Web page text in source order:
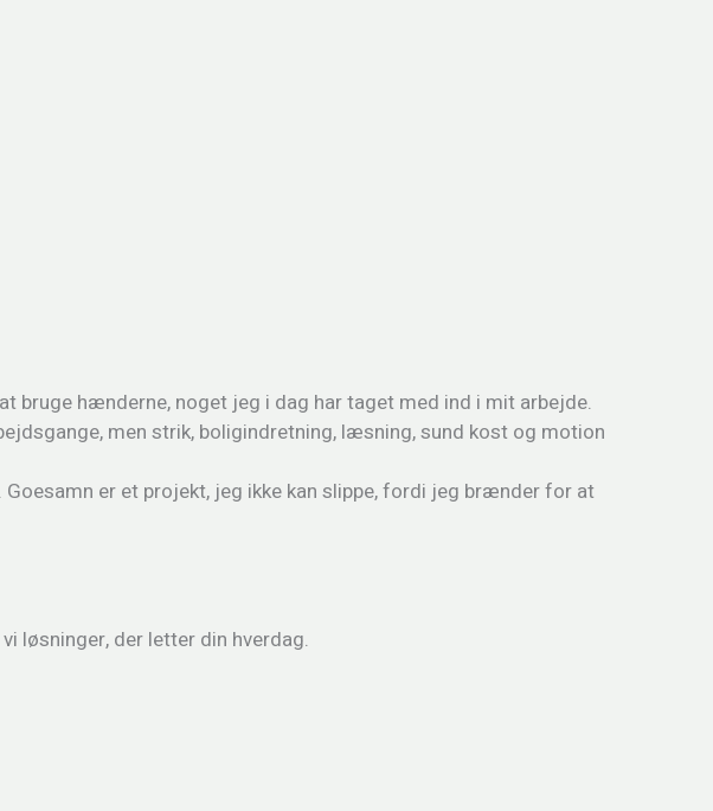
hænderne, noget jeg i dag har taget med ind i mit arbejde.
men strik, boligindretning, læsning, sund kost og motion
er et projekt, jeg ikke kan slippe, fordi jeg brænder for at
løsninger, der letter din hverdag.